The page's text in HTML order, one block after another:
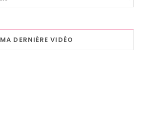
MA DERNIÈRE VIDÉO